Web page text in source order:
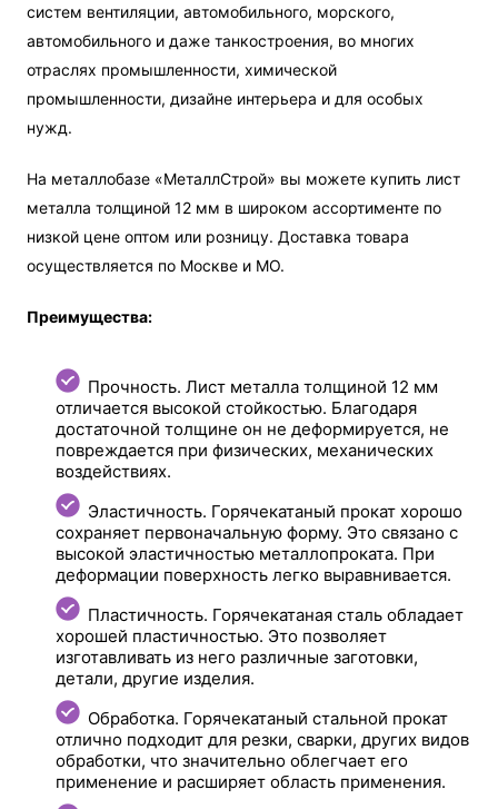
систем вентиляции, автомобильного, морского,
автомобильного и даже танкостроения, во многих
отраслях промышленности, химической
промышленности, дизайне интерьера и для особых
нужд.
На металлобазе «МеталлСтрой» вы можете купить лист
металла толщиной 12 мм в широком ассортименте по
низкой цене оптом или розницу. Доставка товара
осуществляется по Москве и МО.
Преимущества:
Прочность. Лист металла толщиной 12 мм
отличается высокой стойкостью. Благодаря
достаточной толщине он не деформируется, не
повреждается при физических, механических
воздействиях.
Эластичность. Горячекатаный прокат хорошо
сохраняет первоначальную форму. Это связано с
высокой эластичностью металлопроката. При
деформации поверхность легко выравнивается.
Пластичность. Горячекатаная сталь обладает
хорошей пластичностью. Это позволяет
изготавливать из него различные заготовки,
детали, другие изделия.
Обработка. Горячекатаный стальной прокат
отлично подходит для резки, сварки, других видов
обработки, что значительно облегчает его
применение и расширяет область применения.